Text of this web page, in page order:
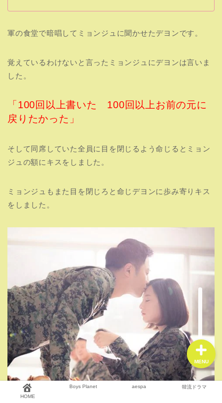
軍の食堂で暗唱してミョンジュに聞かせたデヨンです。
覚えているわけないと言ったミョンジュにデヨンは言いま
した。
「100回以上書いた 100回以上お前の元に
戻りたかった」
そして同席していた全員に目を閉じるよう命じるとミョン
ジュの額にキスをしました。
ミョンジュもまた目を閉じろと命じデヨンに歩み寄りキス
をしました。
HOME
Boys Planet aespa 韓流ドラマ
MENU
Boys Planet
aespa
韓流ドラマ